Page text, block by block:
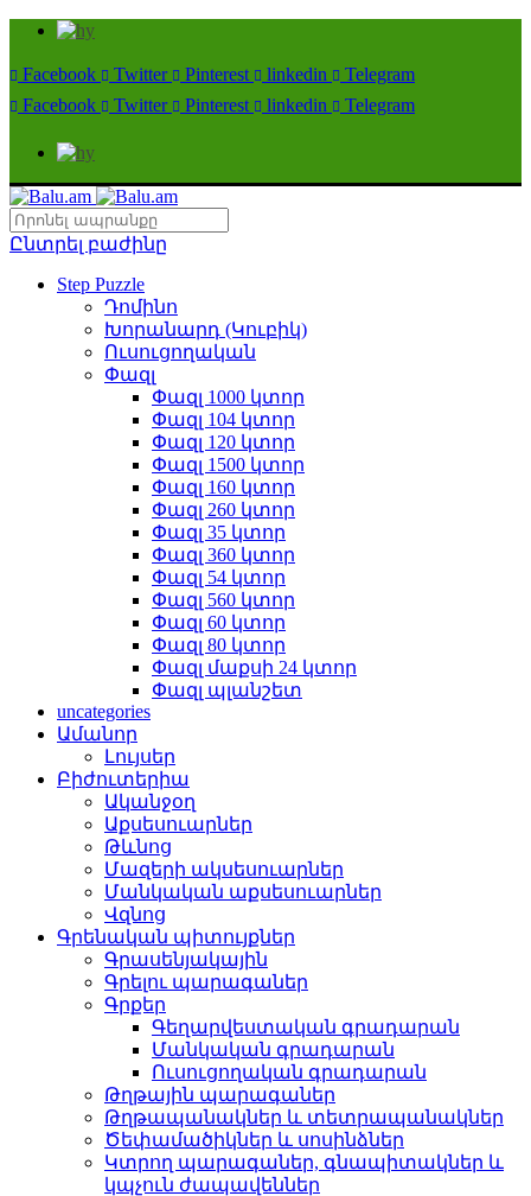
Facebook Twitter Pinterest linkedin
Telegram
Facebook
Twitter Pinterest linkedin Telegram
Ընտրել բաժինը
Step Puzzle
Դոմինո
Խորանարդ (Կուբիկ)
Ուսուցողական
Փազլ
Փազլ 1000 կտոր
Փազլ 104 կտոր
Փազլ 120 կտոր
Փազլ 1500 կտոր
Փազլ 160 կտոր
Փազլ 260 կտոր
Փազլ 35 կտոր
Փազլ 360 կտոր
Փազլ 54 կտոր
Փազլ 560 կտոր
Փազլ 60 կտոր
Փազլ 80 կտոր
Փազլ մաքսի 24 կտոր
Փազլ պլանշետ
uncategories
Ամանոր
Լույսեր
Բիժուտերիա
Ականջօղ
Աքսեսուարներ
Թևնոց
Մազերի ակսեսուարներ
Մանկական աքսեսուարներ
Վզնոց
Գրենական պիտույքներ
Գրասենյակային
Գրելու պարագաներ
Գրքեր
Գեղարվեստական գրադարան
Մանկական գրադարան
Ուսուցողական գրադարան
Թղթային պարագաներ
Թղթապանակներ և տետրապանակներ
Ծեփամածիկներ և սոսինձներ
Կտրող պարագաներ, գնապիտակներ և
կպչուն ժապավեններ